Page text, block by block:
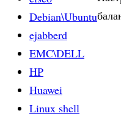
Debian\Ubuntu
ejabberd
EMC\DELL
HP
Huawei
Linux shell